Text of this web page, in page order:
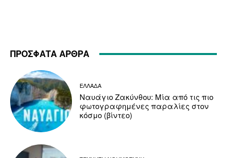
ΠΡΟΣΦΑΤΑ ΑΡΘΡΑ
ΕΛΛΑΔΑ
Ναυάγιο Ζακύνθου: Μία από τις πιο
φωτογραφημένες παραλίες στον
κόσμο (βίντεο)